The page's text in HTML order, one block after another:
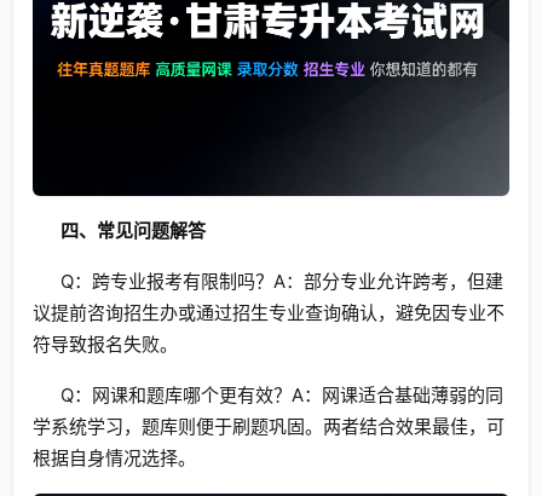
四、常见问题解答
Q：跨专业报考有限制吗？A：部分专业允许跨考，但建
议提前咨询招生办或通过招生专业查询确认，避免因专业不
符导致报名失败。
Q：网课和题库哪个更有效？A：网课适合基础薄弱的同
学系统学习，题库则便于刷题巩固。两者结合效果最佳，可
根据自身情况选择。